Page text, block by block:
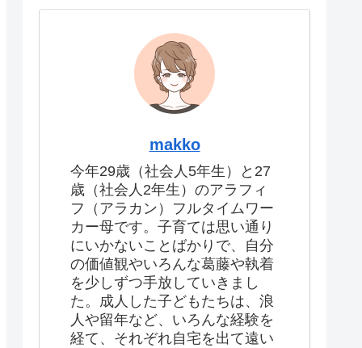
makko
今年29歳（社会人5年生）と27
歳（社会人2年生）のアラフィ
フ（アラカン）フルタイムワー
カー母です。子育ては思い通り
にいかないことばかりで、自分
の価値観やいろんな葛藤や執着
を少しずつ手放していきまし
た。成人した子どもたちは、浪
人や留年など、いろんな経験を
経て、それぞれ自宅を出て遠い